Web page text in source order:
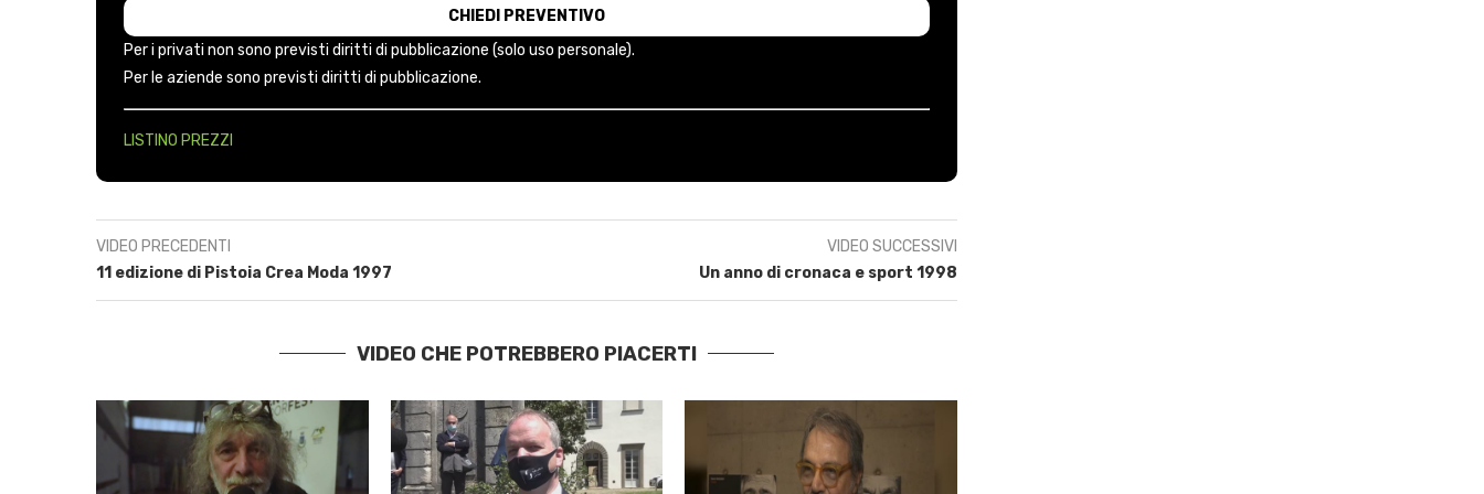
Per i privati non sono previsti diritti di pubblicazione (solo uso personale).
Per le aziende sono previsti diritti di pubblicazione.
LISTINO PREZZI
VIDEO PRECEDENTI
11 edizione di Pistoia Crea Moda 1997
VIDEO SUCCESSIVI
Un anno di cronaca e sport 1998
VIDEO CHE POTREBBERO PIACERTI